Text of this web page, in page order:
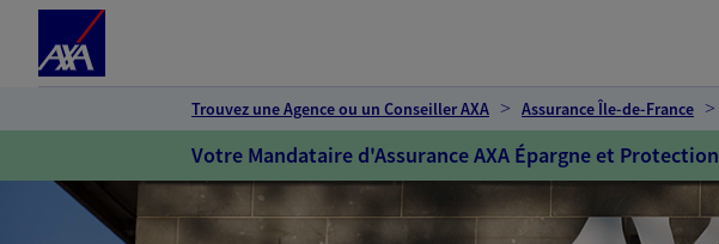
Trouvez une Agence ou un Conseiller AXA Assurance Île-de-France
Votre Mandataire d'Assurance AXA Épargne et Protection